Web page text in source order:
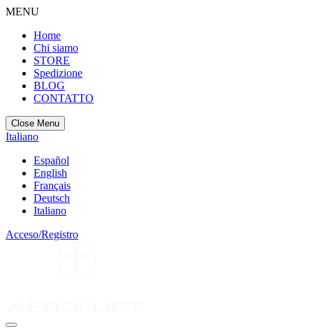
MENU
Home
Chi siamo
STORE
Spedizione
BLOG
CONTATTO
Close Menu
Italiano
Español
English
Français
Deutsch
Italiano
Acceso/Registro